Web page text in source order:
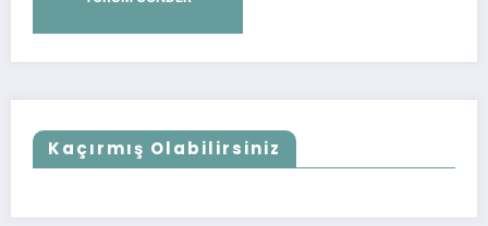
Kaçırmış Olabilirsiniz